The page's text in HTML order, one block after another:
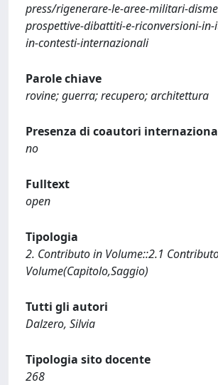
press/rigenerare-le-aree-militari-
prospettive-dibattiti-e-riconversioni-
in-contesti-internazionali
Parole chiave
rovine; guerra; recupero; architettura
Presenza di coautori
no
Fulltext
open
Tipologia
2. Contributo in Volume::2.1
Volume(Capitolo,Saggio)
Tutti gli autori
Dalzero, Silvia
Tipologia sito docente
268